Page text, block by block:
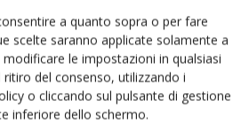
a quanto sopra o per fare
scelte saranno applicate solamente a
le impostazioni in qualsiasi
del consenso, utilizzando i
o cliccando sul pulsante di gestione
inferiore dello schermo.